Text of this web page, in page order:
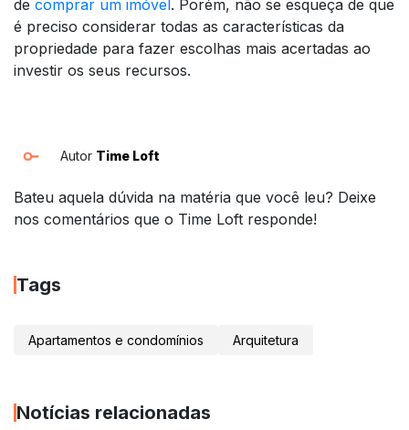
de comprar um imóvel. Porém, não se esqueça de que
é preciso considerar todas as características da
propriedade para fazer escolhas mais acertadas ao
investir os seus recursos.
Autor Time Loft
Bateu aquela dúvida na matéria que você leu? Deixe
nos comentários que o Time Loft responde!
Tags
Apartamentos e condomínios Arquitetura
Notícias relacionadas